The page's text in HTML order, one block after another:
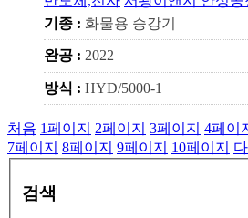
기종 : 화물용 승강기
완공 : 2022
방식 : HYD/5000-1
처음 1페이지 2페이지 3페이지 4페이
7페이지 8페이지 9페이지 10페이지
검색